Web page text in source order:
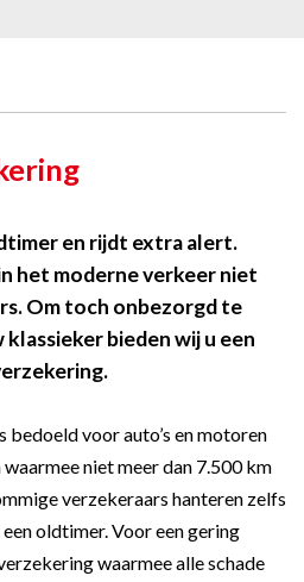
en rijdt extra alert.
het moderne verkeer niet
Om toch onbezorgd te
bieden wij u een
voor auto’s en motoren
niet meer dan 7.500 km
verzekeraars hanteren zelfs
oldtimer. Voor een gering
waarmee alle schade